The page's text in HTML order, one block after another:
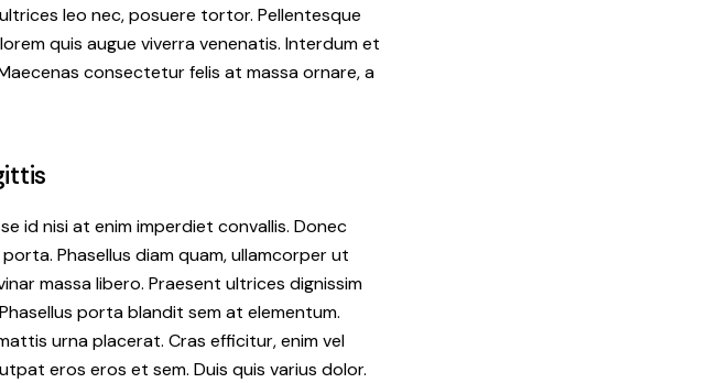
leo nec, posuere tortor. Pellentesque
quis augue viverra venenatis. Interdum et
consectetur felis at massa ornare, a
id nisi at enim imperdiet convallis. Donec
Phasellus diam quam, ullamcorper ut
massa libero. Praesent ultrices dignissim
porta blandit sem at elementum.
urna placerat. Cras efficitur, enim vel
eros eros et sem. Duis quis varius dolor.